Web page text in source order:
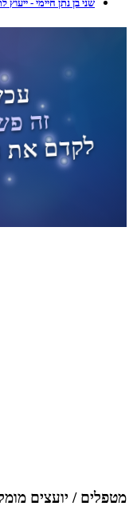
שני בן נתן חיימי -
מטפלים / יועצים